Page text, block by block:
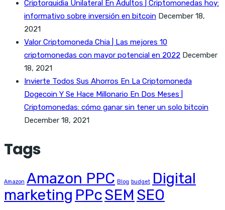
Criptorquidia Unilateral En Adultos | Criptomonedas hoy:
informativo sobre inversión en bitcoin December 18,
2021
Valor Criptomoneda Chia | Las mejores 10
criptomonedas con mayor potencial en 2022 December
18, 2021
Invierte Todos Sus Ahorros En La Criptomoneda
Dogecoin Y Se Hace Millonario En Dos Meses |
Criptomonedas: cómo ganar sin tener un solo bitcoin
December 18, 2021
Tags
Amazon Amazon PPC Blog budget Digital
marketing PPcSEM SEO